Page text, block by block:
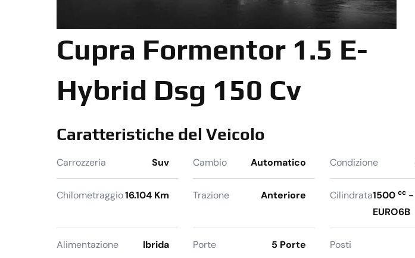
Cupra Formentor 1.5 E-
Hybrid Dsg 150 Cv
Caratteristiche del Veicolo
Carrozzeria Suv Cambio Automatico Condizione
Chilometraggio16.104 Km Trazione Anteriore Cilindrata1500 cc-
EURO6B
Alimentazione Ibrida Porte 5 Porte Posti